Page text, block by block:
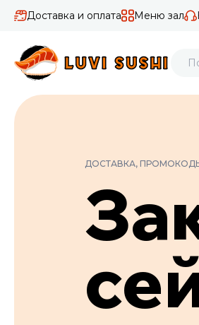
Доставка и оплата Меню зал
ДОСТАВКА,